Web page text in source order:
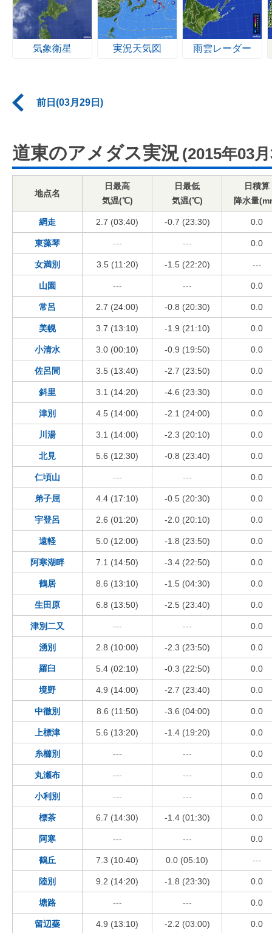
気象衛星 実況天気図 雨雲レーダー
前日(03月29日)
道東のアメダス実況 (2015年03
地点名
日最高
気温(℃)
日最低
気温(℃)
日積算
降水量
網走 2.7 (03:40) -0.7 (23:30) 0.0
東藻琴 --- --- 0.0
女満別 3.5 (11:20) -1.5 (22:20) ---
山園 --- --- 0.0
常呂 2.7 (24:00) -0.8 (20:30) 0.0
美幌 3.7 (13:10) -1.9 (21:10) 0.0
小清水 3.0 (00:10) -0.9 (19:50) 0.0
佐呂間 3.5 (13:40) -2.7 (23:50) 0.0
斜里 3.1 (14:20) -4.6 (23:30) 0.0
津別 4.5 (14:00) -2.1 (24:00) 0.0
川湯 3.1 (14:00) -2.3 (20:10) 0.0
北見 5.6 (12:30) -0.8 (23:40) 0.0
仁頃山 --- --- 0.0
弟子屈 4.4 (17:10) -0.5 (20:30) 0.0
宇登呂 2.6 (01:20) -2.0 (20:10) 0.0
遠軽 5.0 (12:00) -1.8 (23:50) 0.0
阿寒湖畔 7.1 (14:50) -3.4 (22:50) 0.0
鶴居 8.6 (13:10) -1.5 (04:30) 0.0
生田原 6.8 (13:50) -2.5 (23:40) 0.0
津別二又 --- --- 0.0
湧別 2.8 (10:00) -2.3 (23:50) 0.0
羅臼 5.4 (02:10) -0.3 (22:50) 0.0
境野 4.9 (14:00) -2.7 (23:40) 0.0
中徹別 8.6 (11:50) -3.6 (04:00) 0.0
上標津 5.6 (13:20) -1.4 (19:20) 0.0
糸櫛別 --- --- 0.0
丸瀬布 --- --- 0.0
小利別 --- --- 0.0
標茶 6.7 (14:30) -1.4 (01:30) 0.0
阿寒 --- --- 0.0
鶴丘 7.3 (10:40) 0.0 (05:10) ---
陸別 9.2 (14:20) -1.8 (23:30) 0.0
塘路 --- --- 0.0
留辺蘂 4.9 (13:10) -2.2 (03:00) 0.0